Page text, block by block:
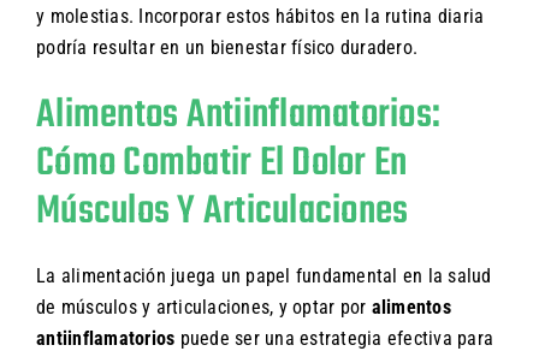
y molestias. Incorporar estos hábitos en la rutina diaria
podría resultar en un bienestar físico duradero.
Alimentos Antiinflamatorios:
Cómo Combatir El Dolor En
Músculos Y Articulaciones
La alimentación juega un papel fundamental en la salud
de músculos y articulaciones, y optar por alimentos
antiinflamatorios puede ser una estrategia efectiva para